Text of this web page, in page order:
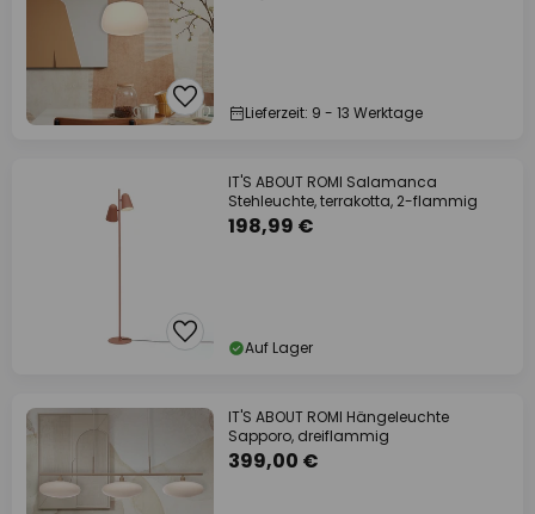
Lieferzeit: 9 - 13 Werktage
IT'S ABOUT ROMI Salamanca
Stehleuchte, terrakotta, 2-flammig
198,99 €
Auf Lager
IT'S ABOUT ROMI Hängeleuchte
Sapporo, dreiflammig
399,00 €